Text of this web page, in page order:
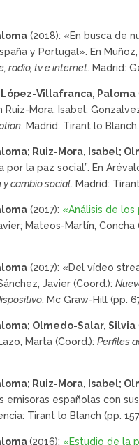
(2018): «En busca de
y Portugal». En
radio, tv e internet. Madrid:
Villafranca, Paloma
Ruiz-Mora, Isabel;
. Madrid: Tirant lo Blanch.
Ruiz-Mora, Isabel;
la paz social”. En
y cambio social. Madrid:
(2017): «Análisis de
Mateos-Martín, Concha
(2017): «Del vídeo
Javier (Coord.):
. Mc Graw-Hill (pp.
Olmedo-Salar, Silvia
Marta (Coord.):Perfiles
Ruiz-Mora, Isabel;
emisoras españolas con
Tirant lo Blanch (pp.
(2016): «Estudio de la